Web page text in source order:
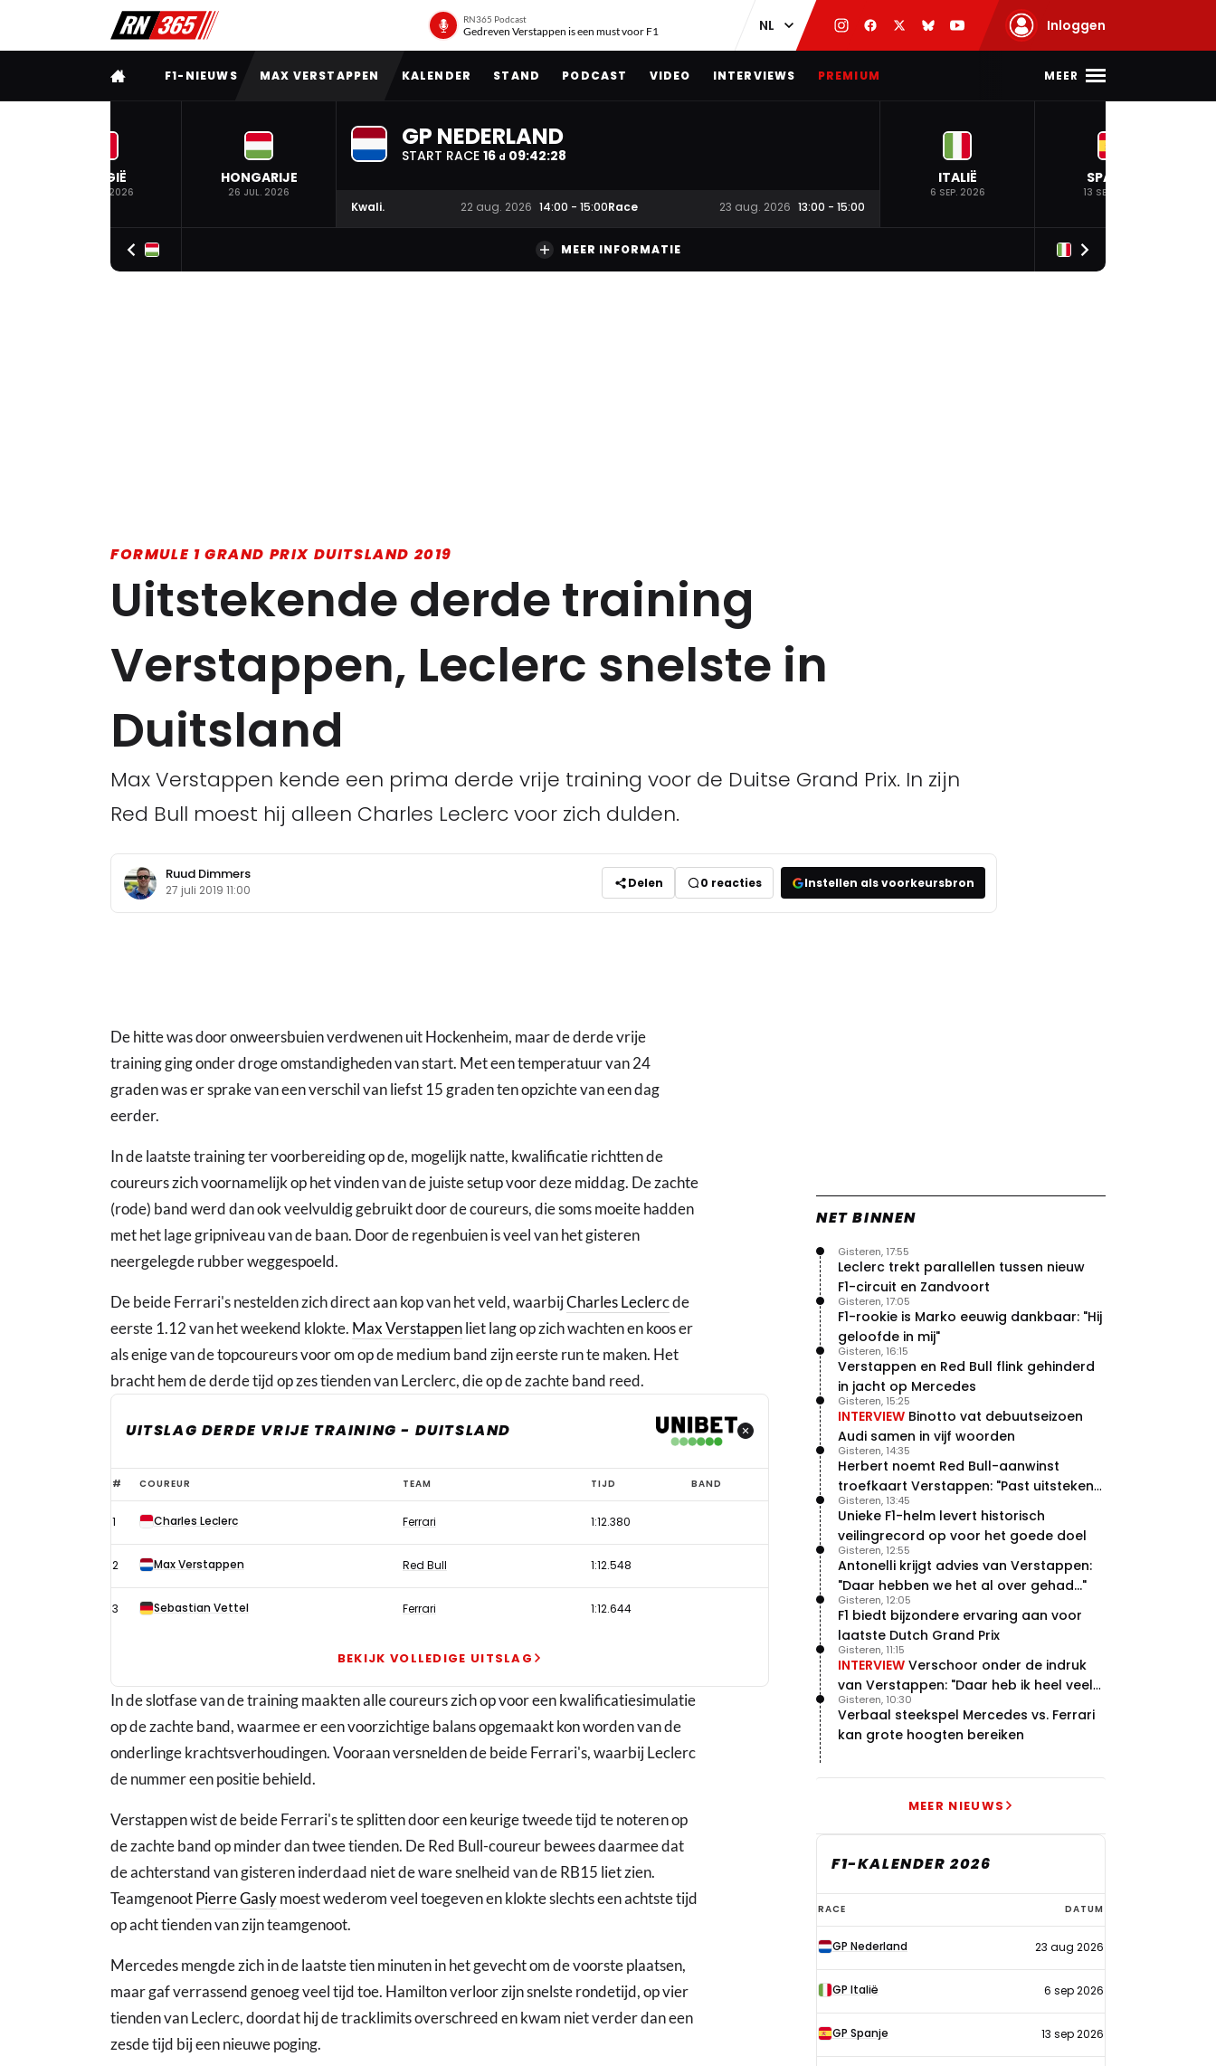
RN365 Podcast
Gedreven Verstappen is een must voor F1 Inloggen
VOLLEDIG MENU
F1-NIEUWS MAX VERSTAPPEN KALENDER STAND PODCAST VIDEO INTERVIEWS PREMIUM MEER
BELGIË
19 JUL. 2026
HONGARIJE
26 JUL. 2026
GP NEDERLAND
START RACE 16 d 09:42:28
Kwali. 22 aug. 2026 14:00 - 15:00Race 23 aug. 2026 13:00 - 15:00
ITALIË
6 SEP. 2026
SPANJE
13 SEP. 2026
MEER INFORMATIE
FORMULE 1 GRAND PRIX DUITSLAND 2019
Uitstekende derde training
Verstappen, Leclerc snelste in
Duitsland
Max Verstappen kende een prima derde vrije training voor de Duitse Grand Prix. In zijn
Red Bull moest hij alleen Charles Leclerc voor zich dulden.
Ruud Dimmers
27 juli 2019 11:00 Delen 0 reacties Instellen als voorkeursbron
De hitte was door onweersbuien verdwenen uit Hockenheim, maar de derde vrije
training ging onder droge omstandigheden van start. Met een temperatuur van 24
graden was er sprake van een verschil van liefst 15 graden ten opzichte van een dag
eerder.
In de laatste training ter voorbereiding op de, mogelijk natte, kwalificatie richtten de
coureurs zich voornamelijk op het vinden van de juiste setup voor deze middag. De zachte
(rode) band werd dan ook veelvuldig gebruikt door de coureurs, die soms moeite hadden
met het lage gripniveau van de baan. Door de regenbuien is veel van het gisteren
neergelegde rubber weggespoeld.
De beide Ferrari's nestelden zich direct aan kop van het veld, waarbijCharles Leclercde
eerste 1.12 van het weekend klokte. Max Verstappenliet lang op zich wachten en koos er
als enige van de topcoureurs voor om op de medium band zijn eerste run te maken. Het
bracht hem de derde tijd op zes tienden van Lerclerc, die op de zachte band reed.
UITSLAG DERDE VRIJE TRAINING - DUITSLAND
Uitstekende
derde
training
Verstappen,
snelste
# COUREUR TEAM TIJD BAND
1 Charles Leclerc Ferrari 1:12.380
2 Max Verstappen Red Bull 1:12.548
3 Sebastian Vettel Ferrari 1:12.644
BEKIJK VOLLEDIGE UITSLAG
In de slotfase van de training maakten alle coureurs zich op voor een kwalificatiesimulatie
op de zachte band, waarmee er een voorzichtige balans opgemaakt kon worden van de
onderlinge krachtsverhoudingen. Vooraan versnelden de beide Ferrari's, waarbij Leclerc
de nummer een positie behield.
Verstappen wist de beide Ferrari's te splitten door een keurige tweede tijd te noteren op
de zachte band op minder dan twee tienden. De Red Bull-coureur bewees daarmee dat
de achterstand van gisteren inderdaad niet de ware snelheid van de RB15 liet zien.
TeamgenootPierre Gaslymoest wederom veel toegeven en klokte slechts een achtste tijd
op acht tienden van zijn teamgenoot.
Mercedes mengde zich in de laatste tien minuten in het gevecht om de voorste plaatsen,
maar gaf verrassend genoeg veel tijd toe. Hamilton verloor zijn snelste rondetijd, op vier
tienden van Leclerc, doordat hij de tracklimits overschreed en kwam niet verder dan een
zesde tijd bij een nieuwe poging.
NET BINNEN
Leclerc trekt parallellen tussen nieuw
F1-circuit en Zandvoort
Gisteren, 17:55
F1-rookie is Marko eeuwig dankbaar: "Hij
geloofde in mij"
Gisteren, 17:05
Verstappen en Red Bull flink gehinderd
in jacht op Mercedes
Gisteren, 16:15
INTERVIEW Binotto vat debuutseizoen
Audi samen in vijf woorden
Gisteren, 15:25
Herbert noemt Red Bull-aanwinst
troefkaart Verstappen: "Past uitstekend
bij Red Bull"
Gisteren, 14:35
Unieke F1-helm levert historisch
veilingrecord op voor het goede doel
Gisteren, 13:45
Antonelli krijgt advies van Verstappen:
"Daar hebben we het al over gehad..."
Gisteren, 12:55
F1 biedt bijzondere ervaring aan voor
laatste Dutch Grand Prix
Gisteren, 12:05
INTERVIEW Verschoor onder de indruk
van Verstappen: "Daar heb ik heel veel
respect voor"
Gisteren, 11:15
Verbaal steekspel Mercedes vs. Ferrari
kan grote hoogten bereiken
Gisteren, 10:30
MEER NIEUWS
F1-KALENDER 2026
F1-
kalender
2026
RACE DATUM
GP Nederland 23 aug 2026
GP Italië 6 sep 2026
GP Spanje 13 sep 2026